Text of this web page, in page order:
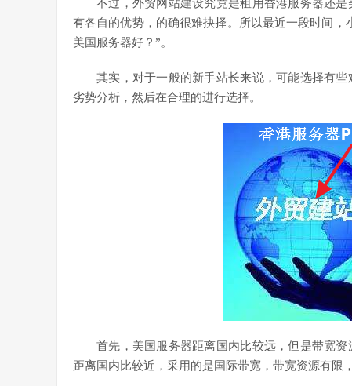
不过，外贸网站建设究竟是租用香港服务器还
有各自的优势，的确很难抉择。所以最近一段时间
美国服务器好？”。
其实，对于一般的新手站长来说，可能选择有
劣势分析，然后在合理的进行选择。
首先，美国服务器距离国内比较远，但是带宽
距离国内比较近，采用的是国际带宽，带宽资源有限